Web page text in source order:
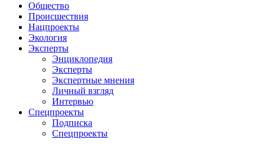
Общество
Происшествия
Нацпроекты
Экология
Эксперты
Энциклопедия
Эксперты
Экспертные мнения
Личный взгляд
Интервью
Спецпроекты
Подписка
Спецпроекты